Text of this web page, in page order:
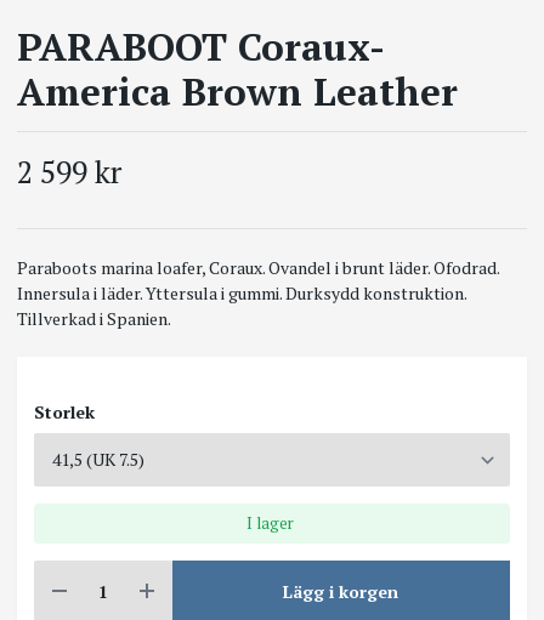
PARABOOT Coraux-
America Brown Leather
2 599 kr
Paraboots marina loafer, Coraux. Ovandel i brunt läder. Ofodrad.
Innersula i läder. Yttersula i gummi. Durksydd konstruktion.
Tillverkad i Spanien.
Storlek
I lager
Lägg i korgen